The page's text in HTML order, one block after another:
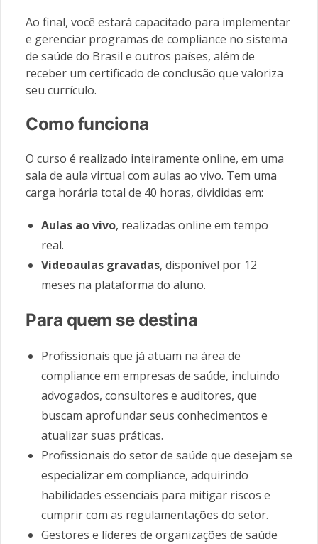
Ao final, você estará capacitado para implementar
e gerenciar programas de compliance no sistema
de saúde do Brasil e outros países, além de
receber um certificado de conclusão que valoriza
seu currículo.
Como funciona
O curso é realizado inteiramente online, em uma
sala de aula virtual com aulas ao vivo. Tem uma
carga horária total de 40 horas, divididas em:
Aulas ao vivo, realizadas online em tempo
real.
Videoaulas gravadas, disponível por 12
meses na plataforma do aluno.
Para quem se destina
Profissionais que já atuam na área de
compliance em empresas de saúde, incluindo
advogados, consultores e auditores, que
buscam aprofundar seus conhecimentos e
atualizar suas práticas.
Profissionais do setor de saúde que desejam se
especializar em compliance, adquirindo
habilidades essenciais para mitigar riscos e
cumprir com as regulamentações do setor.
Gestores e líderes de organizações de saúde